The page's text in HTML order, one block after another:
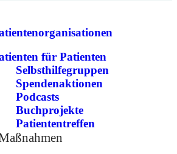
für Patienten
Selbsthilfegruppen
Spendenaktionen
Podcasts
Buchprojekte
Patiententreffen